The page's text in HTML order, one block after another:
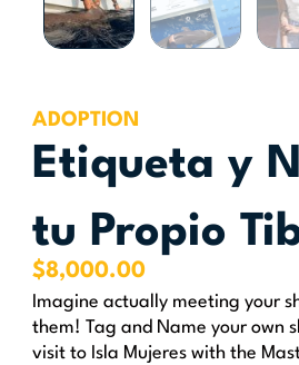
ADOPTION
Etiqueta y
tu Propio
$8,000.00
Imagine actually meeting your
them! Tag and Name your own
visit to Isla Mujeres with the